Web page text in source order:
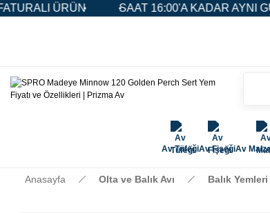
ÜRÜN SAAT 16:00'A KADAR AYNI GÜN
Av TüfeğiAv FişeğiAv
Anasayfa Olta ve Balık Avı Balık Yemleri